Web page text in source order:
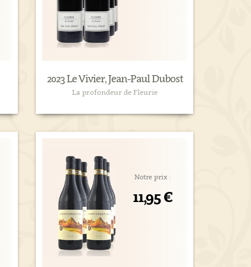
2023 Le Vivier, Jean-Paul Dubost
La profondeur de Fleurie
Notre prix :
11,95 €